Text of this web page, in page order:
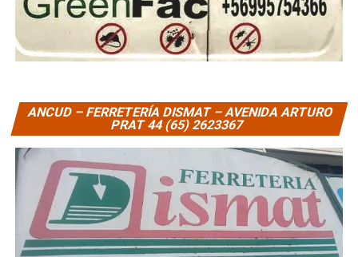
ANCUD – FERRETERÍA DISMAT – AVENIDA ARTURO
PRAT 44 (65) 2623367